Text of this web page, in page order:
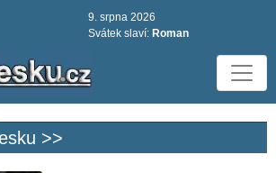
9. srpna 2026
Svátek slaví: Roman
>>